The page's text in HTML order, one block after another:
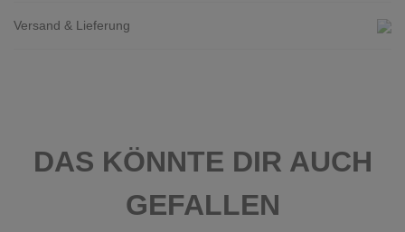
Versand & Lieferung
DAS KÖNNTE DIR AUCH
GEFALLEN